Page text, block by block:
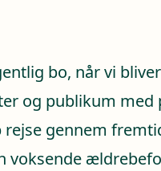
bo, når vi
og publikum med
gennem
voksende